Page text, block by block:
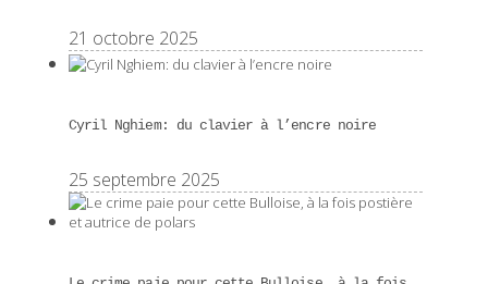
21 octobre 2025
Cyril Nghiem: du clavier à l’encre noire
25 septembre 2025